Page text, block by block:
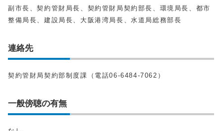
副市長、契約管財局長、契約管財局契約部長、環境局長、都市
整備局長、建設局長、大阪港湾局長、水道局総務部長
連絡先
契約管財局契約部制度課（電話06-6484-7062）
一般傍聴の有無